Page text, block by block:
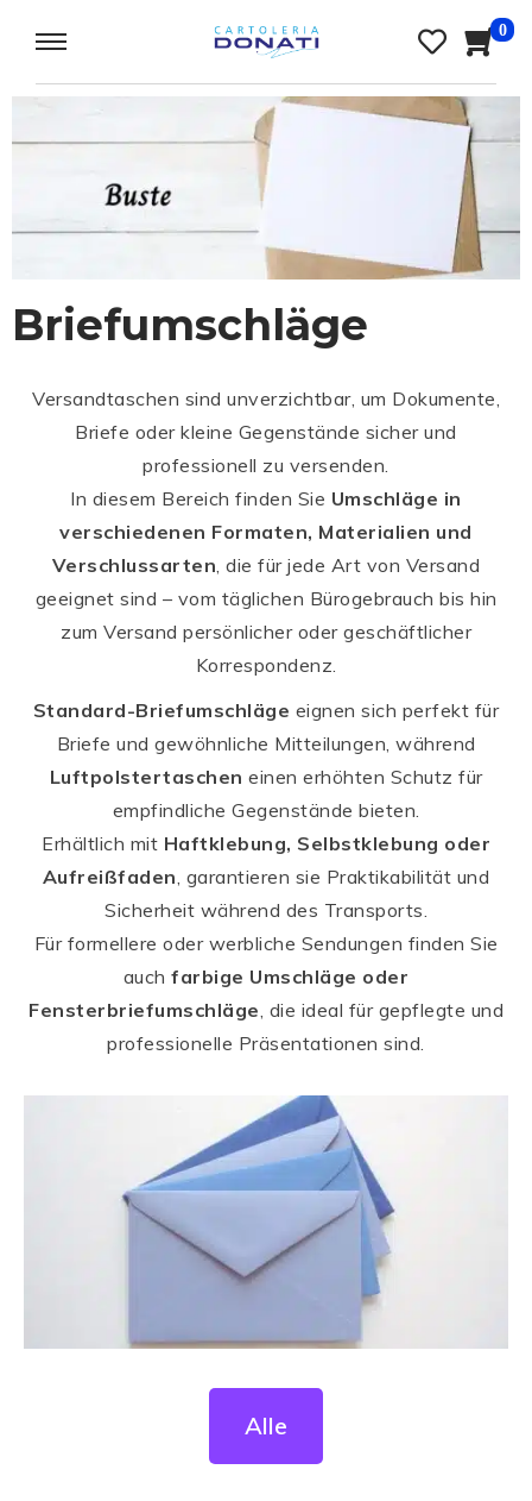
0
Briefumschläge
Versandtaschen sind unverzichtbar, um Dokumente,
Briefe oder kleine Gegenstände sicher und
professionell zu versenden.
In diesem Bereich finden Sie Umschläge in
verschiedenen Formaten, Materialien und
Verschlussarten , die für jede Art von Versand
geeignet sind – vom täglichen Bürogebrauch bis hin
zum Versand persönlicher oder geschäftlicher
Korrespondenz.
Standard-Briefumschläge eignen sich perfekt für
Briefe und gewöhnliche Mitteilungen, während
Luftpolstertaschen einen erhöhten Schutz für
empfindliche Gegenstände bieten.
Erhältlich mit Haftklebung, Selbstklebung oder
Aufreißfaden , garantieren sie Praktikabilität und
Sicherheit während des Transports.
Für formellere oder werbliche Sendungen finden Sie
auchfarbige Umschläge oder
Fensterbriefumschläge , die ideal für gepflegte und
professionelle Präsentationen sind.
Alle